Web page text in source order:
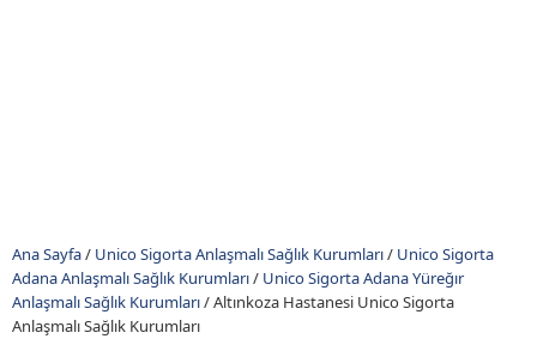
Ana Sayfa/ Unico Sigorta Anlaşmalı Sağlık Kurumları/ Unico Sigorta
Adana Anlaşmalı Sağlık Kurumları/ Unico Sigorta Adana Yüreğır
Anlaşmalı Sağlık Kurumları/Altınkoza Hastanesi Unico Sigorta
Anlaşmalı Sağlık Kurumları